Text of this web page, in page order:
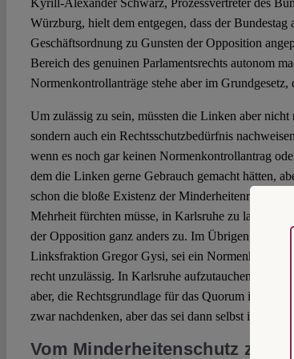
Würzburg, hielt dem entgegen, dass der
Geschäftsordnung zu Gunsten der Opposition
Bereich des genuinen Parlamentsrechts autonom
Normenkontrollanträge stehe aber im Grundgesetz,
Um zulässig zu sein, müssten die Linken aber nicht
sondern auch ein Rechtsschutzbedürfnis
wenn es noch gar keinen Normenkontrollantrag
dem die Linken gerne Gebrauch gemacht hätten,
schon die bloße Existenz der Minderheitenrechte
Mehrheit fürchten müsse, in Karlsruhe zu landen,
der Opposition ganz anders zu. Im Übrigen,
Linksfraktion Gregor Gysi, sei ein
recht unzulässig. In Karlsruhe aufzutauchen und
aber, die Rechtsgrundlage für das Quorum
zwar nachdenken, aber das sei dann selbst ihm
Vom Minderheitenschutz zum